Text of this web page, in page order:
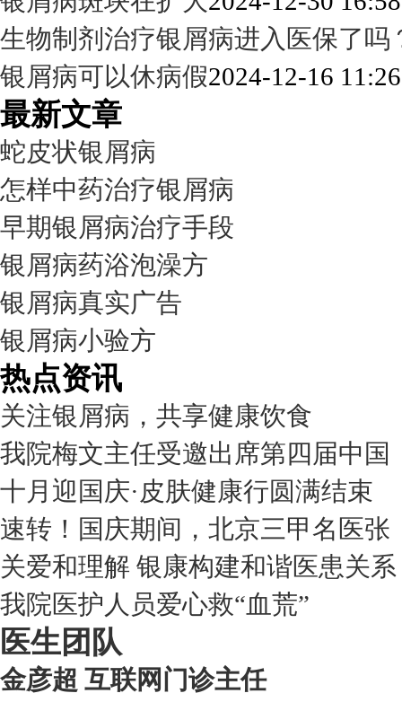
生物制剂治疗银屑病进入医保了吗
银屑病可以休病假2024-12-16
最新文章
蛇皮状银屑病
怎样中药治疗银屑病
早期银屑病治疗手段
银屑病药浴泡澡方
银屑病真实广告
银屑病小验方
热点资讯
关注银屑病，共享健康饮食
我院梅文主任受邀出席第四届中国
十月迎国庆·皮肤健康行圆满结束
速转！国庆期间，北京三甲名医张
关爱和理解 银康构建和谐医患关系
我院医护人员爱心救“血荒”
医生团队
金彦超 互联网门诊主任